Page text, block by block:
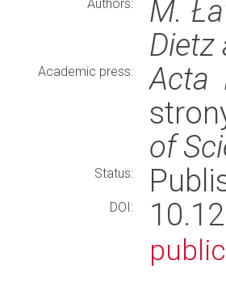
Authors:
M.
Dietz
Academic press:
Acta
of
Status:
DOI: